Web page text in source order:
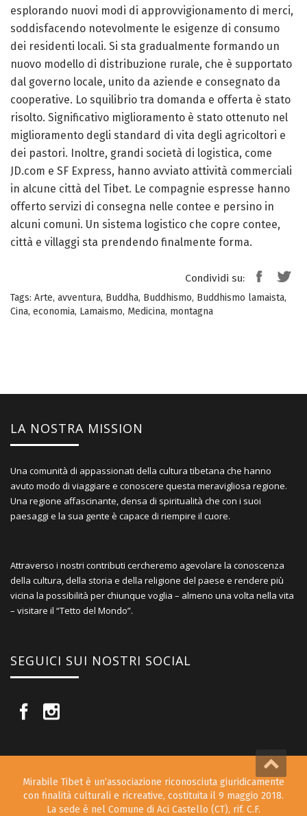
esplorando nuovi modi di approvvigionamento di merci,
soddisfacendo notevolmente le esigenze di consumo
dei residenti locali. Si sta gradualmente formando un
nuovo modello di distribuzione rurale, che è supportato
dal governo locale, unito da aziende e consegnato da
cooperative. Lo squilibrio tra domanda e offerta è stato
risolto. Significativo miglioramento è stato ottenuto nel
miglioramento degli standard di vita degli agricoltori e
dei pastori. Inoltre, grandi società di logistica, come
JD.com e SF Express, hanno avviato attività commerciali
in alcune città del Tibet. Le compagnie espresse hanno
offerto servizi di consegna nelle contee e persino in
alcuni comuni. Un sistema logistico che copre contee,
città e villaggi sta prendendo finalmente forma.
Condividi su:
Tags: Arte, avventura, Buddha, Buddhismo, Buddhismo lamaista,
Cina, economia, Lamaismo, Medicina, montagna
LA NOSTRA MISSION
Una comunità di appassionati della cultura tibetana che hanno
avuto modo di viaggiare e conoscere questa meravigliosa regione.
Una regione affascinante, densa di spiritualità che con i suoi
paesaggi e la sua gente è capace di riempire il cuore.
Attraverso i nostri contributi cercheremo agevolare la conoscenza
della cultura, della storia e della religione del paese e rendere più
vicina la possibilità per chiunque voglia – almeno una volta nella vita
– visitare il “Tetto del Mondo”.
SEGUICI SUI NOSTRI SOCIAL
Mirabile Tibet è un’associazione riconosciuta giuridicamente
con finalità culturali e ricreative, costituita il 9 maggio 2018.
La sede è nel Comune di Aci Castello (CT), rif. C.F.